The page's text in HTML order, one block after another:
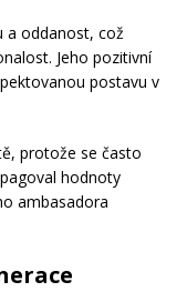
a oddanost, což
Jeho pozitivní
postavu v
protože se často
hodnoty
ambasadora